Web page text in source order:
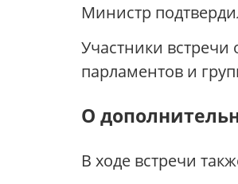
Министр
Участники встречи
парламентов и
О
В ходе встречи